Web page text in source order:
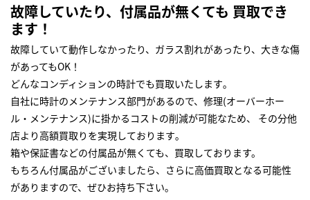
故障していたり、付属品が無くても 買取でき
ます！
故障していて動作しなかったり、ガラス割れがあったり、大きな傷
があってもOK！
どんなコンディションの時計でも買取いたします｡
自社に時計のメンテナンス部門があるので、修理(オーバーホー
ル・メンテナンス)に掛かるコストの削減が可能なため、 その分他
店より高額買取りを実現しております｡
箱や保証書などの付属品が無くても、買取しております。
もちろん付属品がございましたら、さらに高価買取となる可能性
がありますので、ぜひお持ち下さい｡